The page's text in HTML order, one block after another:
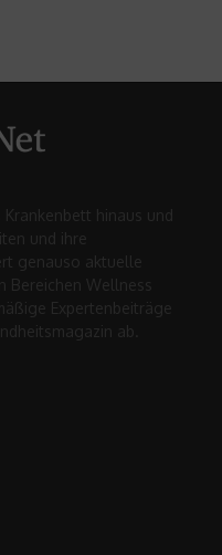
hinaus und
und ihre
genauso aktuelle
Bereichen Wellness
Expertenbeiträge
ab.